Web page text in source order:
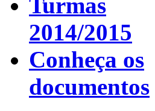
Turmas
2014/2015
Conheça os
documentos